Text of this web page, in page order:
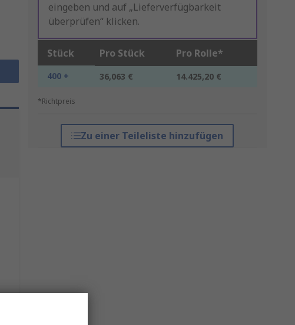
eingeben und auf „Lieferverfügbarkeit
überprüfen“ klicken.
Stück Pro Stück Pro Rolle*
400 + 36,063 € 14.425,20 €
*Richtpreis
Zu einer Teileliste hinzufügen